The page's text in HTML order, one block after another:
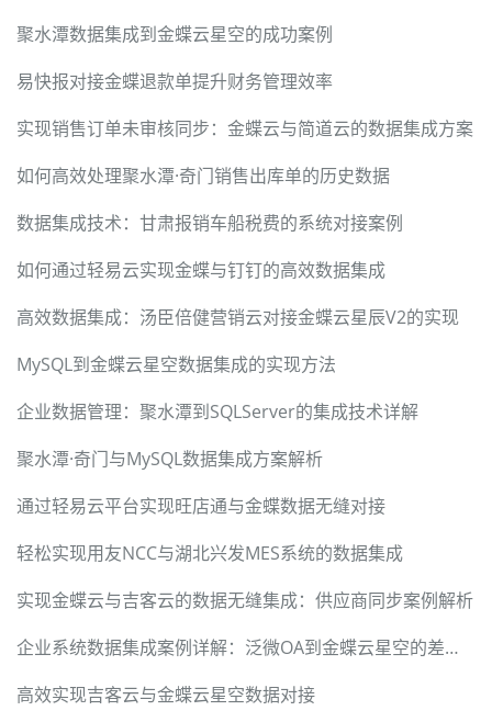
聚水潭数据集成到金蝶云星空的成功案例
易快报对接金蝶退款单提升财务管理效率
实现销售订单未审核同步：金蝶云与简道云的数据集成方案
如何高效处理聚水潭·奇门销售出库单的历史数据
数据集成技术：甘肃报销车船税费的系统对接案例
如何通过轻易云实现金蝶与钉钉的高效数据集成
高效数据集成：汤臣倍健营销云对接金蝶云星辰V2的实现
MySQL到金蝶云星空数据集成的实现方法
企业数据管理：聚水潭到SQLServer的集成技术详解
聚水潭·奇门与MySQL数据集成方案解析
通过轻易云平台实现旺店通与金蝶数据无缝对接
轻松实现用友NCC与湖北兴发MES系统的数据集成
实现金蝶云与吉客云的数据无缝集成：供应商同步案例解析
企业系统数据集成案例详解：泛微OA到金蝶云星空的差旅费报销
高效实现吉客云与金蝶云星空数据对接